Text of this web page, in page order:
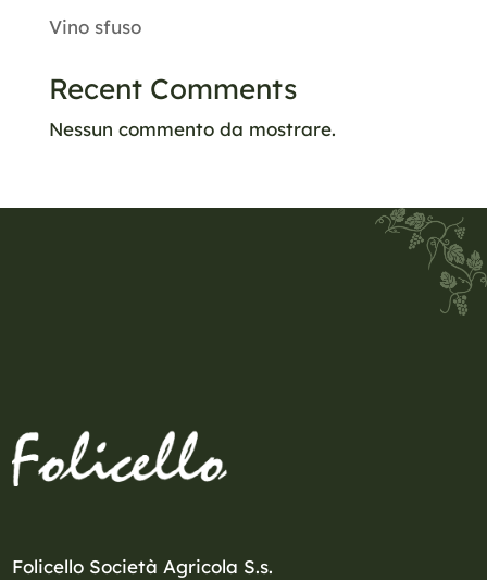
Vino sfuso
Recent Comments
Nessun commento da mostrare.
Folicello Società Agricola S.s.